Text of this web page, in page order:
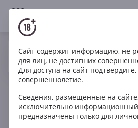
18+
Ваш город Москва ?
Вино Белое Сухое
Haut Marin Perle Sauvignon Blanc
IGP
Сайт содержит информацию, не
для лиц, не достигших
Для доступа на сайт
совершеннолетие.
Сведения, размещенные на
исключительно
предназначены только для